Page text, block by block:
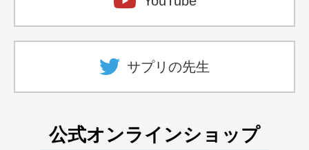
サプリの先生
公式オンラインショップ